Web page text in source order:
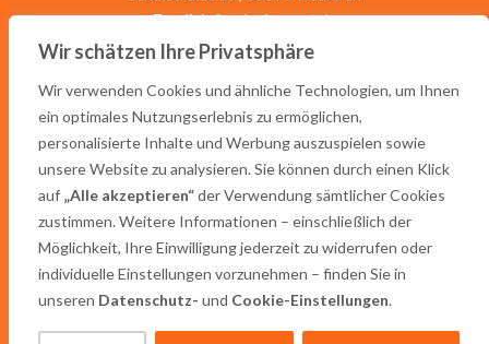
Wir schätzen Ihre Privatsphäre
Wir verwenden Cookies und ähnliche Technologien, um Ihnen
ein optimales Nutzungserlebnis zu ermöglichen,
personalisierte Inhalte und Werbung auszuspielen sowie
unsere Website zu analysieren. Sie können durch einen Klick
auf „Alle akzeptieren“der Verwendung sämtlicher Cookies
zustimmen. Weitere Informationen – einschließlich der
Möglichkeit, Ihre Einwilligung jederzeit zu widerrufen oder
individuelle Einstellungen vorzunehmen – finden Sie in
unseren Datenschutz- und Cookie-Einstellungen.
Email:info@ka1-sport.de
Telefon:0157-58181027
Allgemeine Geschäftsbedingungen
Impressum
Datenschutz